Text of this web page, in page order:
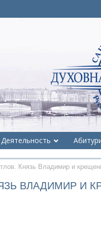
Деятельность
Князь Владимир и
ВЛАДИМИР И